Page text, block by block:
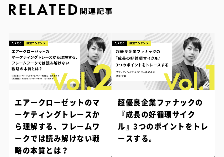
エアークローゼットのマ
ーケティングトレースか
ら理解する、フレームワ
ークでは読み解けない戦
略の本質とは？
超優良企業ファナックの
『成長の好循環サイク
ル』3つのポイントをトレ
ースする。